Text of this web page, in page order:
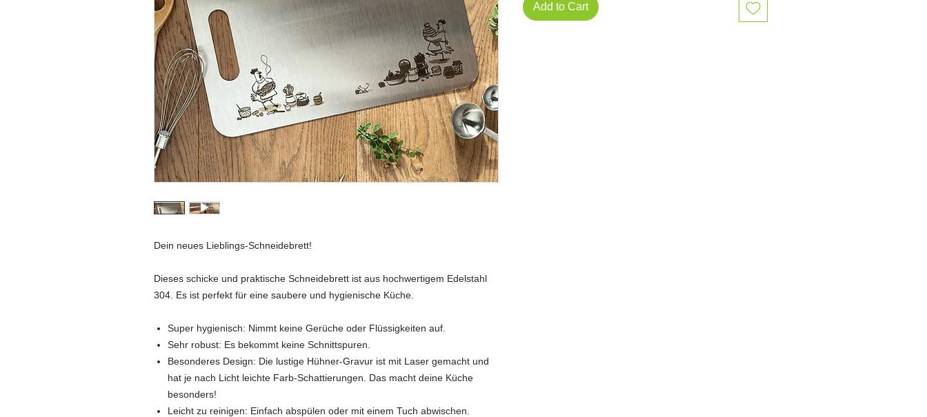
Dein neues Lieblings-Schneidebrett!
Dieses schicke und praktische Schneidebrett ist aus hochwertigem Edelstahl
304. Es ist perfekt für eine saubere und hygienische Küche.
Super hygienisch: Nimmt keine Gerüche oder Flüssigkeiten auf.
Sehr robust: Es bekommt keine Schnittspuren.
Besonderes Design: Die lustige Hühner-Gravur ist mit Laser gemacht und
hat je nach Licht leichte Farb-Schattierungen. Das macht deine Küche
besonders!
Leicht zu reinigen: Einfach abspülen oder mit einem Tuch abwischen.
Add to Cart